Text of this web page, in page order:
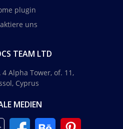
plugin
uns
TEAM LTD
Alpha Tower, of. 11,
Cyprus
MEDIEN